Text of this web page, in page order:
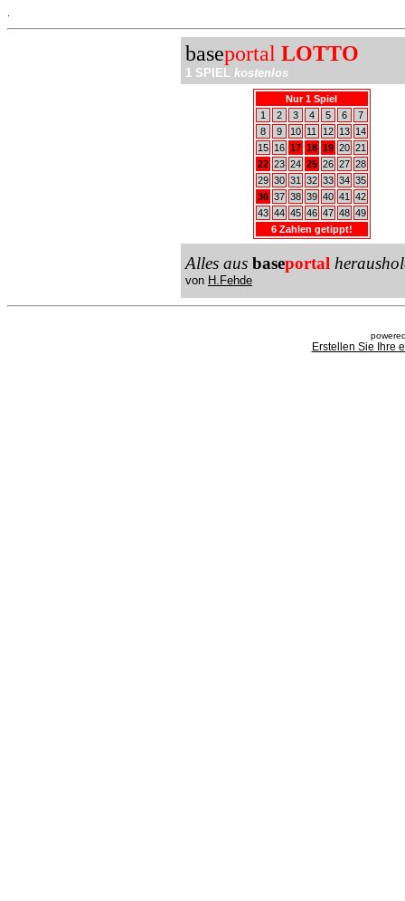
baseportal LOTTO
1 SPIEL kostenlos
Nur 1 Spiel
1
2 3 4 5 6
7
8
9 10 11 12 13
14
15
16 17 18 19 20 21
22 23 24 25 26 27 28
29 30 31 32 33 34 35
36 37 38 39 40 41
42
43 44 45 46 47 48 49
6 Zahlen getippt!
Alles aus baseportal
von H.Fehde
Erstellen Sie Ihre